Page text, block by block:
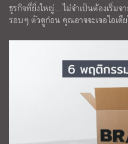
ธุรกิจที่ยิ่งใหญ่…ไม่จำเป็นต้องเริ่ม
รอบๆ ตัวดูก่อน คุณอาจจะเจอไอเ